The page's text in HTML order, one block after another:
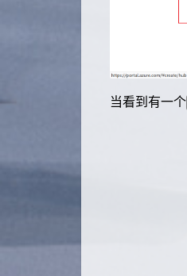
当看到有一个